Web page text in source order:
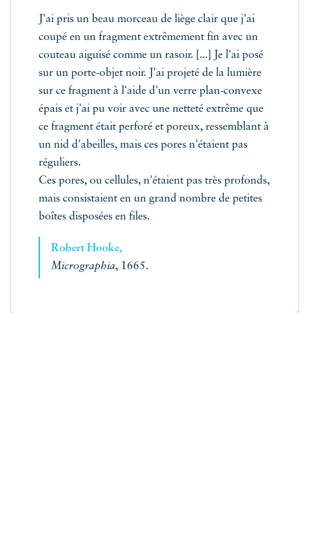
J'ai pris un beau morceau de liège clair que j'ai
coupé en un fragment extrêmement fin avec un
couteau aiguisé comme un rasoir. [...] Je l'ai posé
sur un porte-objet noir. J'ai projeté de la lumière
sur ce fragment à l'aide d'un verre plan-convexe
épais et j'ai pu voir avec une netteté extrême que
ce fragment était perforé et poreux, ressemblant à
un nid d'abeilles, mais ces pores n'étaient pas
réguliers.
Ces pores, ou cellules, n'étaient pas très profonds,
mais consistaient en un grand nombre de petites
boîtes disposées en files.
Robert Hooke,
Micrographia, 1665.